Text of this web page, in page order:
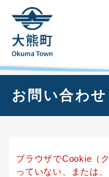
頭
メニ
お問い合わせ
ブラウザでCookie（
っていない、または